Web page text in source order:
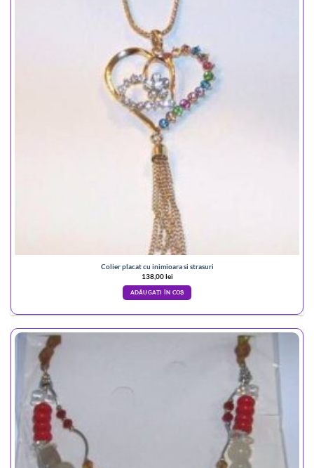
Colier placat cu inimioara si strasuri
138,00lei
ADĂUGAȚI ÎN COȘ